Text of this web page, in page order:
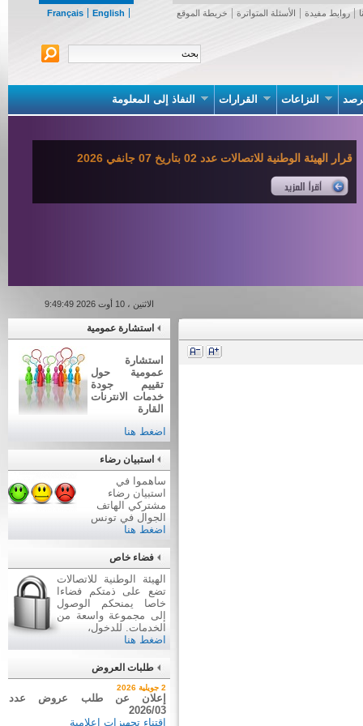
Français English روابط مفيدة الأسئلة المتواترة خريطة الموقع
النزاعات القرارات النفاذ إلى المعلومة
قرار الهيئة الوطنية للاتصالات عدد 02 بتاريخ 07 جانفي 2026
الاثنين ، 10 أوت 2026 9:49:49
استشارة عمومية
استشارة
عمومية حول
تقييم جودة
خدمات الانترنات
القارة
اضغط هنا
استبيان رضاء
ساهموا في
استبيان رضاء
مشتركي الهاتف
الجوال في تونس
اضغط هنا
فضاء خاص
الهيئة الوطنية للاتصالات
تضع على ذمتكم فضاءا
خاصا يمنحكم الوصول
إلى مجموعة واسعة من
الخدمات. للدخول،
اضغط هنا
طلبات العروض
نتيجة بيع وسائل نقل عن طريق
ظروف مغلقة عدد 01/2026
بيع وسائل نقل عن طريق ظروف
إعلان عن طلب عروض عدد
2026/03
اقتناء تجهيزات إعلامية